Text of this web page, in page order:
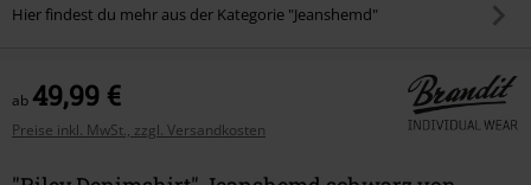
Hier findest du mehr aus der Kategorie "Jeanshemd"
ab 49,99 €
Preise inkl. MwSt., zzgl. Versandkosten